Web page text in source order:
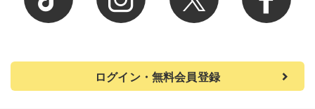
ログイン・無料会員登録